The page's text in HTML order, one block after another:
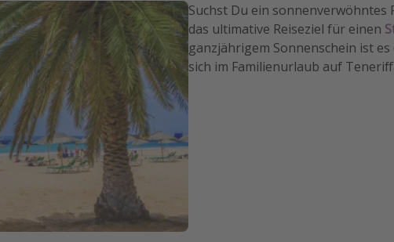
Suchst Du ein sonnenverwöhntes
das ultimative Reiseziel für einen
ganzjährigem Sonnenschein ist
sich im Familienurlaub auf